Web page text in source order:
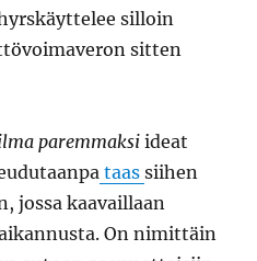
silloin
sitten
paremmaksiideat
taassiihen
jossa kaavaillaan
On nimittäin